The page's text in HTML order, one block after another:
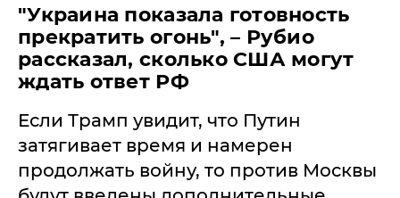
"Украина показала готовность
прекратить огонь", – Рубио
рассказал, сколько США могут
ждать ответ РФ
Если Трамп увидит, что Путин
затягивает время и намерен
продолжать войну, то против Москвы